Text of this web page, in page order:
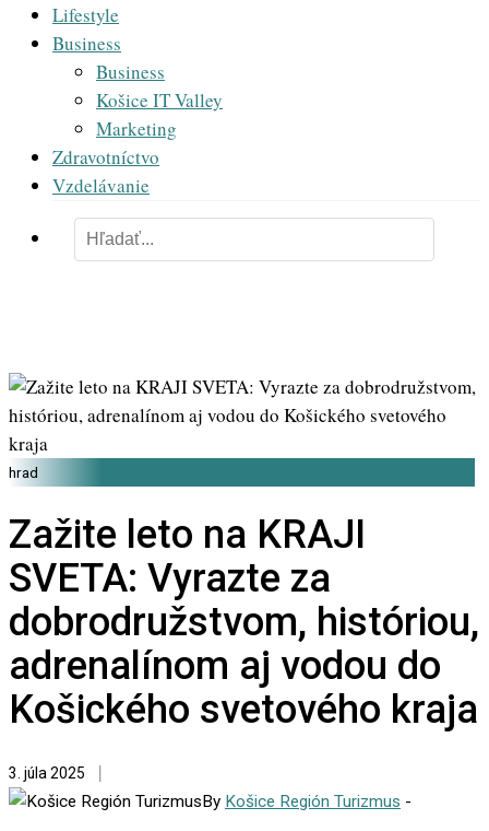
Lifestyle
Business
Business
Košice IT Valley
Marketing
Zdravotníctvo
Vzdelávanie
hrad
Zažite leto na KRAJI
SVETA: Vyrazte za
dobrodružstvom, históriou,
adrenalínom aj vodou do
Košického svetového kraja
3. júla 2025
By Košice Región Turizmus -